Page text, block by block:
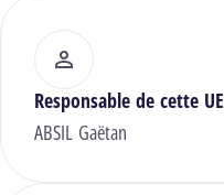
Responsable de cette UE
ABSIL Gaëtan